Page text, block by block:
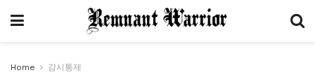
Home 감시통제